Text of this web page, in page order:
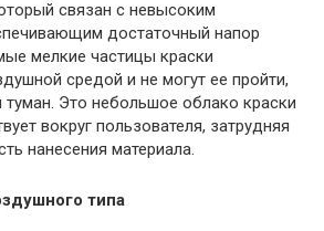
связан с невысоким
достаточный напор
мелкие частицы краски
средой и не могут ее пройти,
Это небольшое облако краски
вокруг пользователя, затрудняя
нанесения материала.
типа